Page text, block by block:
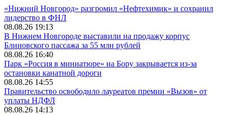
«Нижний Новгород» разгромил «Нефтехимик» и сохранил
лидерство в ФНЛ
08.08.26 19:13
В Нижнем Новгороде выставили на продажу корпус
Блиновского пассажа за 55 млн рублей
08.08.26 16:40
Парк «Россия в миниатюре» на Бору закрывается из-за
остановки канатной дороги
08.08.26 14:55
Правительство освободило лауреатов премии «Вызов» от
уплаты НДФЛ
08.08.26 14:13